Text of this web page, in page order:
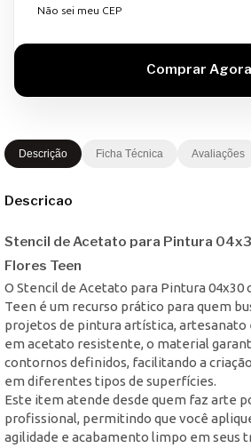
Não sei meu CEP
Descrição Ficha Técnica Avaliações
Descricao
Stencil de Acetato para Pintura
Flores Teen
O Stencil de Acetato para Pintura 04x30
Teen é um recurso prático para quem
projetos de pintura artística, artesanato
em acetato resistente, o material
contornos definidos, facilitando a
em diferentes tipos de superfícies.
Este item atende desde quem faz arte
profissional, permitindo que você
agilidade e acabamento limpo em seus